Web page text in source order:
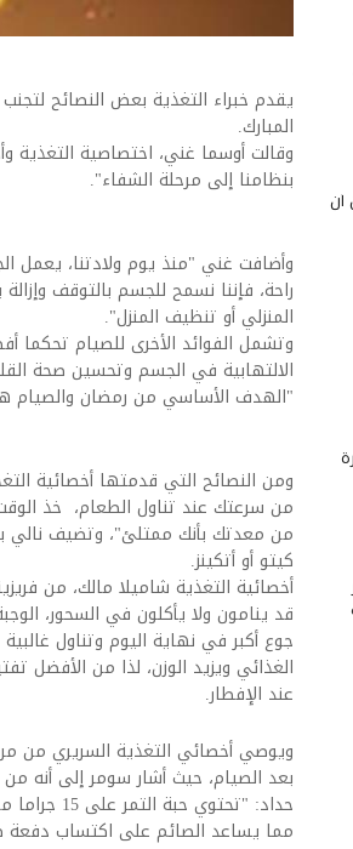
يقدم خبراء التغذية بعض النصائح
المبارك.
بنظامنا إلى مرحلة الشفاء".
وأضافت غني "منذ يوم ولادتنا، يعمل
راحة، فإننا نسمح للجسم بالتوقف
المنزلي أو تنظيف المنزل".
وتشمل الفوائد الأخرى للصيام تحكما
الالتهابية في الجسم وتحسين صحة
"الهدف الأساسي من رمضان والصيام
من معدتك بأنك ممتلئ"، وتضيف نالي
كيتو أو أتكينز.
أخصائية التغذية شاميلا مالك، من
قد ينامون ولا يأكلون في السحور،
جوع أكبر في نهاية اليوم وتناول
الغذائي ويزيد الوزن، لذا من الأفضل
عند الإفطار.
ويوصي أخصائي التغذية السريري من
بعد الصيام، حيث أشار سومر إلى أنه من
حداد:
مما يساعد الصائم على اكتساب
أن